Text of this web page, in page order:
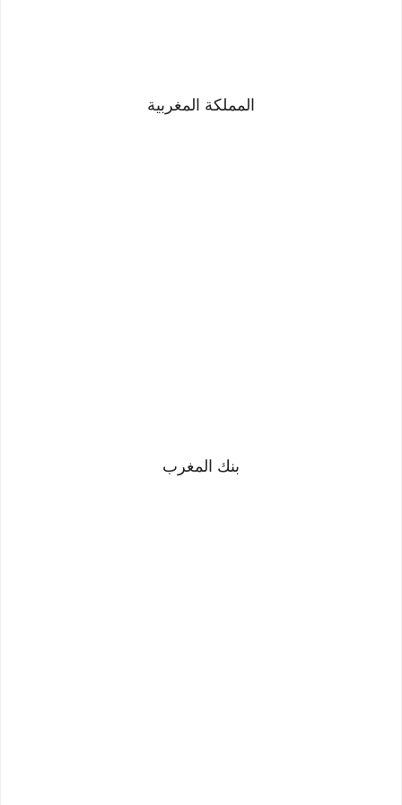
المملكة المغربية
بنك المغرب